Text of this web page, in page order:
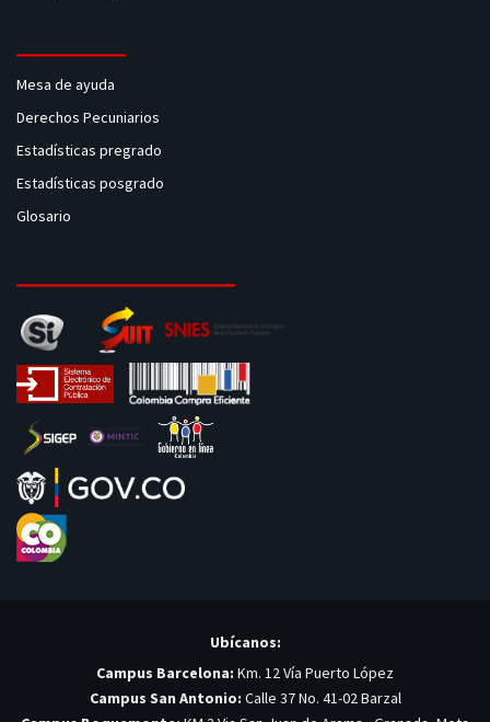
Mesa de ayuda
Derechos Pecuniarios
Estadísticas pregrado
Estadísticas posgrado
Glosario
Ubícanos:
Campus Barcelona: Km. 12 Vía Puerto López
Campus San Antonio: Calle 37 No. 41-02 Barzal